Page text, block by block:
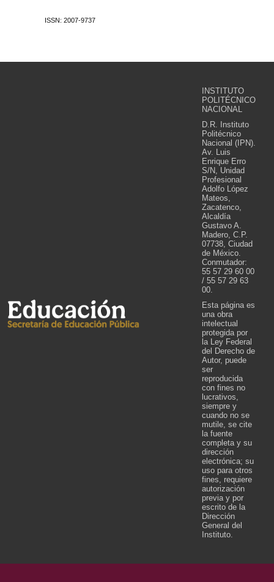
ISSN: 2007-9737
INSTITUTO
POLITÉCNICO
NACIONAL
D.R. Instituto
Politécnico
Nacional (IPN).
Av. Luis
Enrique Erro
S/N, Unidad
Profesional
Adolfo López
Mateos,
Zacatenco,
Alcaldía
Gustavo A.
Madero, C.P.
07738, Ciudad
de México.
Conmutador:
55 57 29 60 00
/ 55 57 29 63
00.
Esta página es
una obra
intelectual
protegida por
la Ley Federal
del Derecho de
Autor, puede
ser
reproducida
con fines no
lucrativos,
siempre y
cuando no se
mutile, se cite
la fuente
completa y su
dirección
electrónica; su
uso para otros
fines, requiere
autorización
previa y por
escrito de la
Dirección
General del
Instituto.